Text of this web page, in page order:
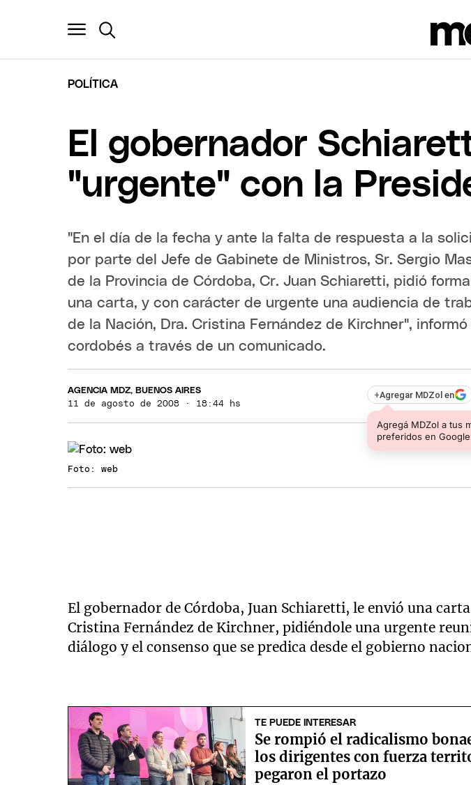
POLÍTICA
El gobernador
"urgente" con la
"En el día de la fecha y ante la falta de respuesta a la
por parte del Jefe de Gabinete de Ministros, Sr. Sergio
de la Provincia de Córdoba, Cr. Juan Schiaretti, pidió
una carta, y con carácter de urgente una audiencia de
de la Nación, Dra. Cristina Fernández de Kirchner",
cordobés a través de un comunicado.
AGENCIA MDZ, BUENOS AIRES
11 de agosto de 2008 · 18:44 hs
+Agregar MDZol en
Agregá MDZol a tus
preferidos en Google
Foto: web
El gobernador de Córdoba, Juan Schiaretti, le envió una
Cristina Fernández de Kirchner, pidiéndole una urgente
diálogo y el consenso que se predica desde el gobierno
TE PUEDE INTERESAR
Se rompió el radicalismo
los dirigentes con fuerza
pegaron el portazo